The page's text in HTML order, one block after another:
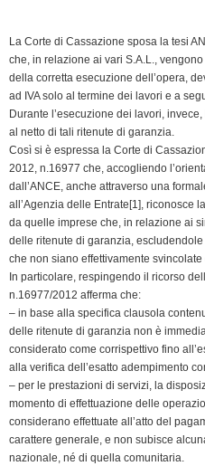
b
o
o
k
e
d
I
n
t
e
r
s
A
p
p
g
r
a
m
L
i
n
k
La Corte di Cassazione sposa la tesi
che, in relazione ai vari S.A.L.,
della corretta esecuzione dell’opera,
ad IVA solo al termine dei lavori e a
Durante l’esecuzione dei lavori,
al netto di tali ritenute di garanzia.
Così si è espressa la Corte di
2012, n.16977 che, accogliendo
dall’ANCE, anche attraverso una
all’Agenzia delle Entrate[1], riconosce
da quelle imprese che, in relazione ai
delle ritenute di garanzia,
che non siano effettivamente
In particolare, respingendo il ricorso
n.16977/2012 afferma che:
– in base alla specifica clausola
delle ritenute di garanzia non è
considerato come corrispettivo fino
alla verifica dell’esatto adempimento
– per le prestazioni di servizi, la
momento di effettuazione delle
considerano effettuate all’atto del
carattere generale, e non subisce
nazionale, né di quella comunitaria.